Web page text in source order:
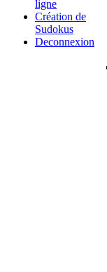
ligne
Création de
Sudokus
Deconnexion